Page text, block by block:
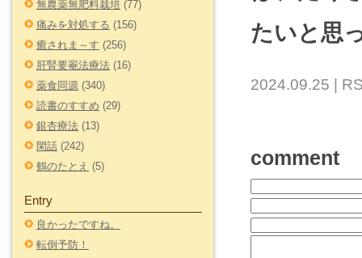
無農薬無肥料栽培 (77)
痛みを対処する (156)
癒されま～す (256)
肝腎要罨法療法 (16)
薬食同源 (340)
読書のすすめ (29)
銀杏療法 (13)
閑話 (242)
鶴のたとえ (5)
Entry
良かったですね。
転倒予防！
たいと思
2024.09.25 |
comment